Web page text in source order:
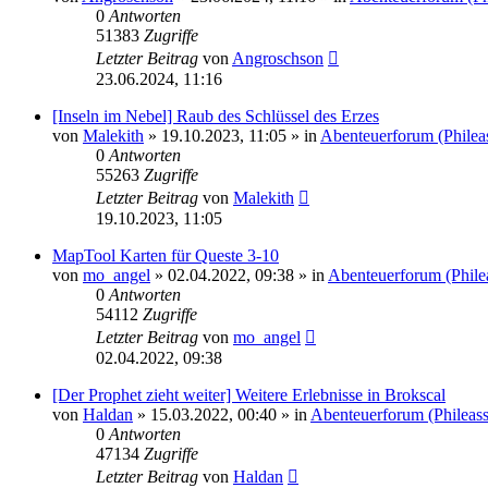
0 Antworten
51383 Zugriffe
Letzter Beitrag von Angroschson
23.06.2024, 11:16
[Inseln im Nebel] Raub des Schlüssel des Erzes
von Malekith » 19.10.2023, 11:05 » in Abenteuerforum
0 Antworten
55263 Zugriffe
Letzter Beitrag von Malekith
19.10.2023, 11:05
MapTool Karten für Queste 3-10
von mo_angel » 02.04.2022, 09:38 » in Abenteuerforum
0 Antworten
54112 Zugriffe
Letzter Beitrag von mo_angel
02.04.2022, 09:38
[Der Prophet zieht weiter] Weitere Erlebnisse in Brokscal
von Haldan » 15.03.2022, 00:40 » in Abenteuerforum
0 Antworten
47134 Zugriffe
Letzter Beitrag von Haldan